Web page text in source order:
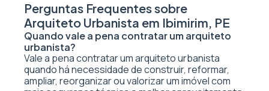
Perguntas Frequentes sobre
Arquiteto Urbanista em Ibimirim, PE
Quando vale a pena contratar um arquiteto
urbanista?
Vale a pena contratar um arquiteto urbanista
quando há necessidade de construir, reformar,
ampliar, reorganizar ou valorizar um imóvel com